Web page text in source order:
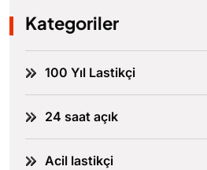
Kategoriler
100 Yıl Lastikçi
24 saat açık
Acil lastikçi